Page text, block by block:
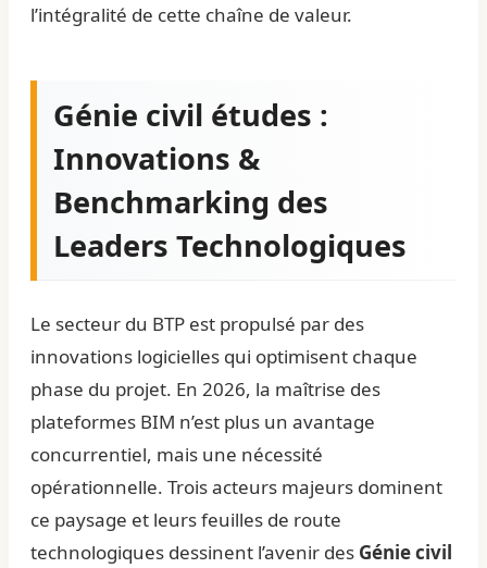
l’intégralité de cette chaîne de valeur.
Génie civil études :
Innovations &
Benchmarking des
Leaders Technologiques
Le secteur du BTP est propulsé par des
innovations logicielles qui optimisent chaque
phase du projet. En 2026, la maîtrise des
plateformes BIM n’est plus un avantage
concurrentiel, mais une nécessité
opérationnelle. Trois acteurs majeurs dominent
ce paysage et leurs feuilles de route
technologiques dessinent l’avenir des Génie civil